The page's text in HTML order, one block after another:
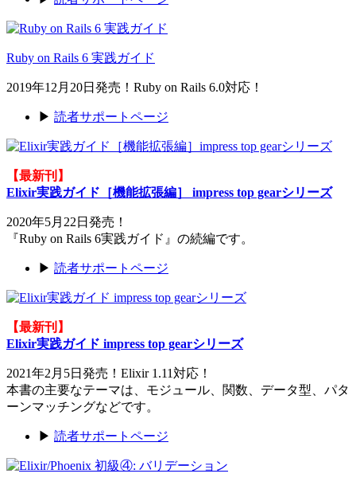
Ruby on Rails 6 実践ガイド
2019年12月20日発売！Ruby on Rails 6.0対応！
▶ 読者サポートページ
【最新刊】
Elixir実践ガイド［機能拡張編］ impress top gearシリーズ
2020年5月22日発売！
『Ruby on Rails 6実践ガイド』の続編です。
▶ 読者サポートページ
【最新刊】
Elixir実践ガイド impress top gearシリーズ
2021年2月5日発売！Elixir 1.11対応！
本書の主要なテーマは、モジュール、関数、データ型、パタ
ーンマッチングなどです。
▶ 読者サポートページ